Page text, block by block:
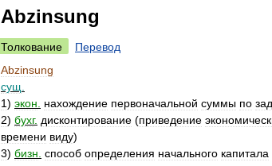
Abzinsung
Толкование
Перевод
Abzinsung
сущ
1) экон нахождение первоначальной суммы по
2) бухг. дисконтирование (приведение
времени виду)
3) бизн способ определения начального капитала